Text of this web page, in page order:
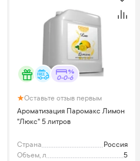
0-0-6
Оставьте отзыв первым
Ароматизация Паромакс Лимон
"Люкс" 5 литров
Страна
Россия
Объем, л
5